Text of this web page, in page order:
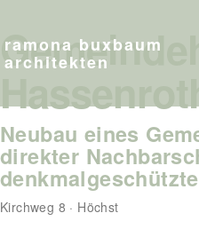
ramona buxbaum
architekten
Neubau eines
direkter
Kirchweg 8 · Höchst